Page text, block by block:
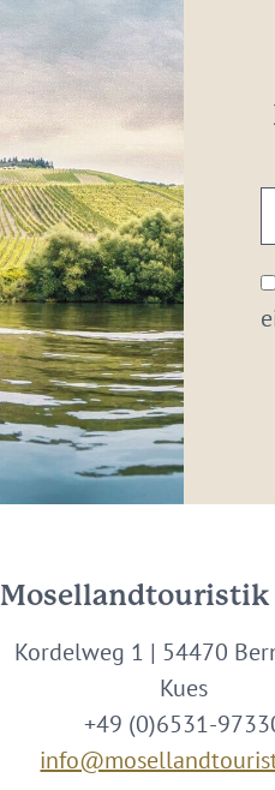
Mosellandtouristik
Kordelweg 1 | 54470
Kues
+49 (0)6531-